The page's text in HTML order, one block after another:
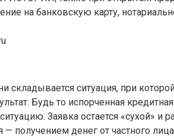
на банковскую карту,
ситуация, при
Будь то испорченная
Заявка остается «сухой» и
получением денег от частного